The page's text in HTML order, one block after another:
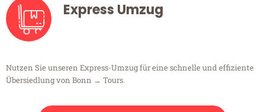
Express Umzug
Nutzen Sie unseren Express-Umzug für eine schnelle und effiziente
Übersiedlung von Bonn → Tours.